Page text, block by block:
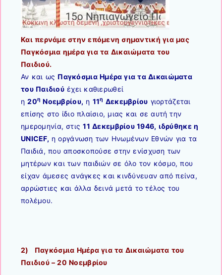
Και περνάμε στην επόμενη σημαντική για μας
Παγκόσμια ημέρα για τα Δικαιώματα του
Παιδιού.
Αν και ως Παγκόσμια Ημέρα για τα Δικαιώματα
του Παιδιούέχει καθιερωθεί
η20η Νοεμβρίου, η 11η Δεκεμβρίου γιορτάζεται
επίσης στο ίδιο πλαίσιο, μιας και σε αυτή την
ημερομηνία, στις11 Δεκεμβρίου 1946, ιδρύθηκε η
UNICEF, η οργάνωση των Ηνωμένων Εθνών για τα
Παιδιά, που αποσκοπούσε στην ενίσχυση των
μητέρων και των παιδιών σε όλο τον κόσμο, που
είχαν άμεσες ανάγκες και κινδύνευαν από πείνα,
αρρώστιες και άλλα δεινά μετά το τέλος του
πολέμου.
2) Παγκόσμια Ημέρα για τα Δικαιώματα του
Παιδιού – 20 Νοεμβρίου